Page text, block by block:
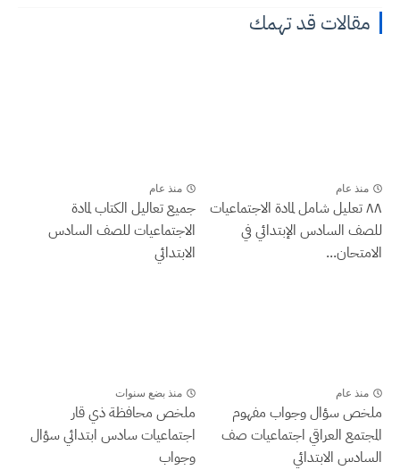
مقالات قد تهمك
منذ عام
٨٨ تعليل شامل لمادة الاجتماعيات
للصف السادس الإبتدائي في
الامتحان...
منذ عام
جميع تعاليل الكتاب لمادة
الاجتماعيات للصف السادس
الابتدائي
منذ عام
ملخص سؤال وجواب مفهوم
المجتمع العراقي اجتماعيات صف
السادس الابتدائي
منذ بضع سنوات
ملخص محافظة ذي قار
اجتماعيات سادس ابتدائي سؤال
وجواب